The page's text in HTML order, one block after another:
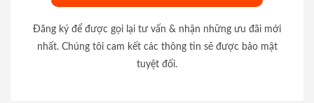
Đăng ký để được gọi lại tư vấn & nhận những ưu đãi mới
nhất. Chúng tôi cam kết các thông tin sẽ được bảo mật
tuyệt đối.